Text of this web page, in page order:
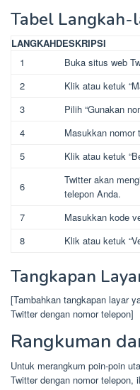
Tabel Langkah-
LANGKAHDESKRIPSI
1
Buka situs web
2
Klik atau ketuk
3
Pilih “Gunakan
4
Masukkan nomor
5
Klik atau ketuk
6
Twitter akan
telepon Anda.
7
Masukkan kode
8
Klik atau ketuk
Tangkapan
[Tambahkan tangkapan layar
Twitter dengan nomor telepon]
Rangkuman
Untuk merangkum poin-poin
Twitter dengan nomor telepon,